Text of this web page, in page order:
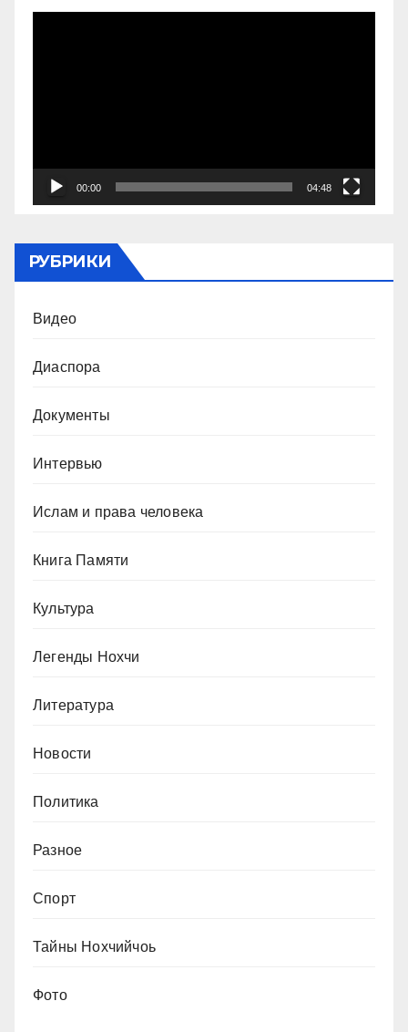
00:00 04:48
РУБРИКИ
Видео
Диаспора
Документы
Интервью
Ислам и права человека
Книга Памяти
Культура
Легенды Нохчи
Литература
Новости
Политика
Разное
Спорт
Тайны Нохчийчоь
Фото